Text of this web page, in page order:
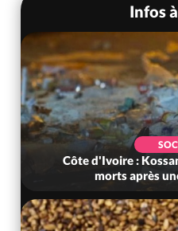
Infos
Côte d'Ivoire :
morts après